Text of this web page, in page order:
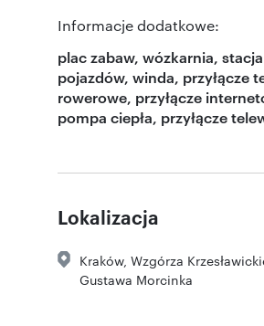
Informacje dodatkowe:
plac zabaw, wózkarnia,
pojazdów, winda, przyłącze
rowerowe, przyłącze
pompa ciepła, przyłącze
Lokalizacja
Kraków, Wzgórza
Gustawa Morcinka